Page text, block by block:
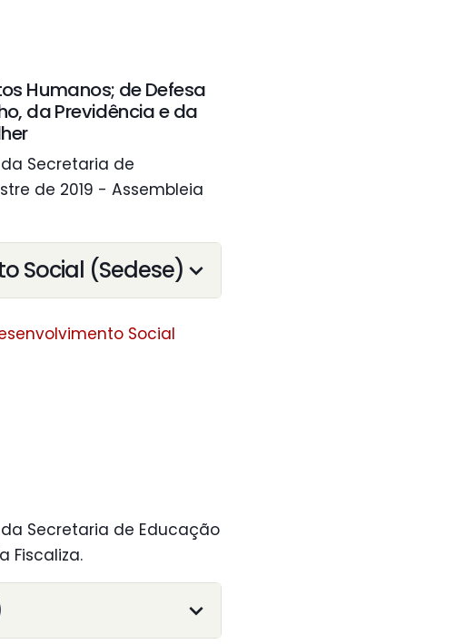
Humanos; de Defesa
da Previdência e da
Secretaria de
de 2019 - Assembleia
Social (Sedese)
Social
Secretaria de Educação
Fiscaliza.